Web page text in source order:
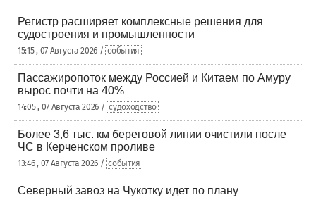
Регистр расширяет комплексные решения для
судостроения и промышленности
15:15 , 07 Августа 2026 / события
Пассажиропоток между Россией и Китаем по Амуру
вырос почти на 40%
14:05 , 07 Августа 2026 / судоходство
Более 3,6 тыс. км береговой линии очистили после
ЧС в Керченском проливе
13:46 , 07 Августа 2026 / события
Северный завоз на Чукотку идет по плану